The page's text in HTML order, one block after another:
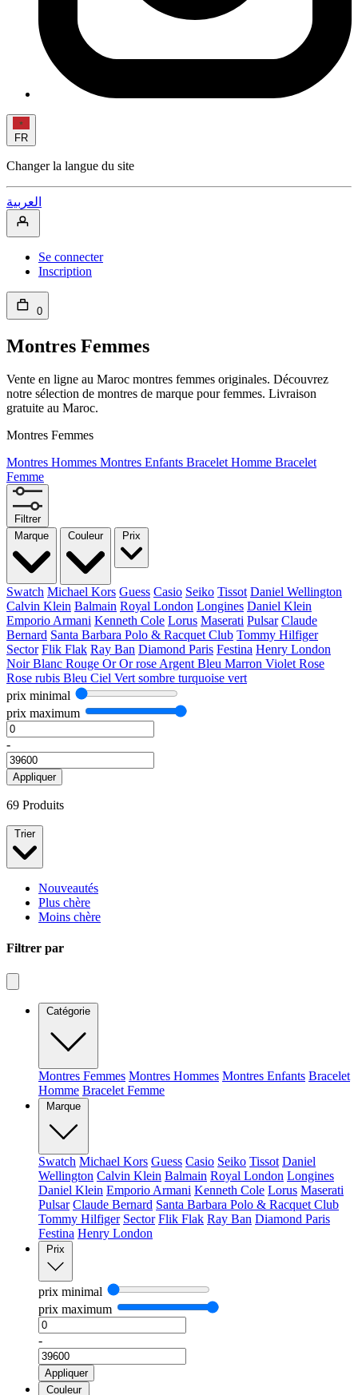
FR
Changer la langue du site
العربية
Se connecter
Inscription
0
Montres Femmes
Vente en ligne au Maroc montres femmes originales. Découvrez
notre sélection de montres de marque pour femmes. Livraison
gratuite au Maroc.
Montres Femmes
Montres Hommes Montres Enfants Bracelet Homme Bracelet
Femme
Filtrer
Marque
Couleur Prix
Swatch Michael Kors Guess Casio Seiko Tissot Daniel Wellington
Calvin Klein Balmain Royal London Longines Daniel Klein
Emporio Armani Kenneth Cole Lorus Maserati Pulsar Claude
Bernard Santa Barbara Polo & Racquet Club Tommy Hilfiger
Sector Flik Flak Ray Ban Diamond Paris Festina Henry London
Noir Blanc Rouge Or Or rose Argent Bleu Marron Violet Rose
Rose rubis Bleu Ciel Vert sombre turquoise vert
prix minimal
prix maximum
-
Appliquer
69 Produits
Trier
Nouveautés
Plus chère
Moins chère
Filtrer par
Catégorie
Montres Femmes Montres Hommes Montres Enfants Bracelet
Homme Bracelet Femme
Marque
Swatch Michael Kors Guess Casio Seiko Tissot Daniel
Wellington Calvin Klein Balmain Royal London Longines
Daniel Klein Emporio Armani Kenneth Cole Lorus Maserati
Pulsar Claude Bernard Santa Barbara Polo & Racquet Club
Tommy Hilfiger Sector Flik Flak Ray Ban Diamond Paris
Festina Henry London
Prix
prix minimal
prix maximum
-
Appliquer
Couleur